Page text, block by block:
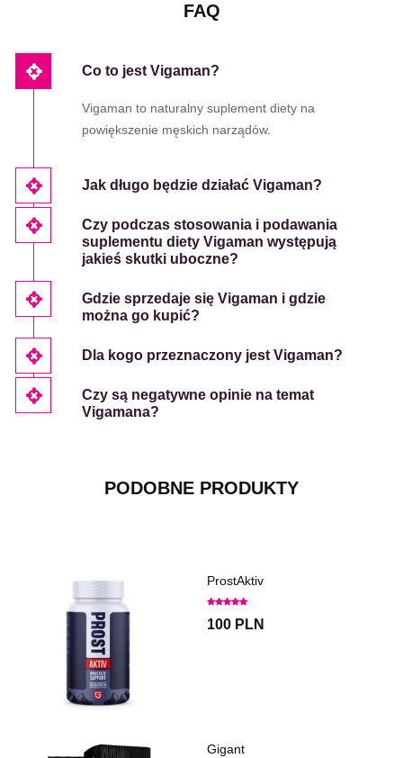
FAQ
Co to jest Vigaman?
Vigaman to naturalny suplement diety na
powiększenie męskich narządów.
Jak długo będzie działać Vigaman?
Czy podczas stosowania i podawania
suplementu diety Vigaman występują
jakieś skutki uboczne?
Gdzie sprzedaje się Vigaman i gdzie
można go kupić?
Dla kogo przeznaczony jest Vigaman?
Czy są negatywne opinie na temat
Vigamana?
PODOBNE PRODUKTY
ProstAktiv
100 PLN
Gigant